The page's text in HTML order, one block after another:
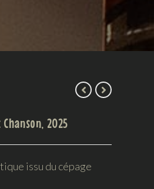
2025
issu du cépage